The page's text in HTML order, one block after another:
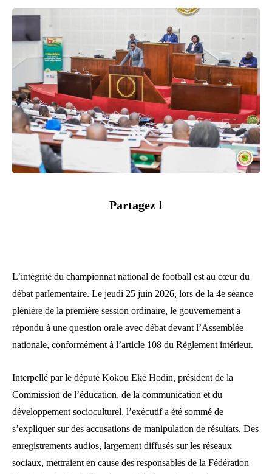
Partagez !
L’intégrité du championnat national de football est au cœur du
débat parlementaire. Le jeudi 25 juin 2026, lors de la 4e séance
plénière de la première session ordinaire, le gouvernement a
répondu à une question orale avec débat devant l’Assemblée
nationale, conformément à l’article 108 du Règlement intérieur.
Interpellé par le député Kokou Eké Hodin, président de la
Commission de l’éducation, de la communication et du
développement socioculturel, l’exécutif a été sommé de
s’expliquer sur des accusations de manipulation de résultats. Des
enregistrements audios, largement diffusés sur les réseaux
sociaux, mettraient en cause des responsables de la Fédération